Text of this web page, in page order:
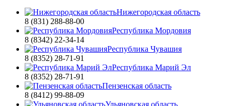
Нижегородская область
8 (831) 288-88-00
Республика Мордовия
8 (8342) 22-34-14
Республика Чувашия
8 (8352) 28-71-91
Республика Марий Эл
8 (8352) 28-71-91
Пензенская область
8 (8412) 99-88-09
Ульяновская область